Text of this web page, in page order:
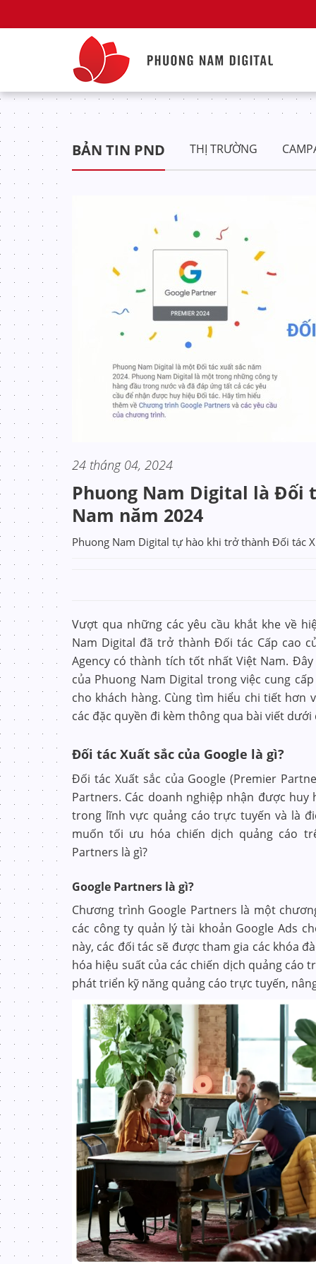
BẢN TIN PND THỊ TRƯỜNG
24 tháng 04, 2024
Phuong Nam Digital là Đối
Nam năm 2024
Phuong Nam Digital tự hào khi trở thành Đối tác
Vượt qua những các yêu cầu khắt khe về
Nam Digital đã trở thành Đối tác Cấp cao
Agency có thành tích tốt nhất Việt Nam.
của Phuong Nam Digital trong việc cung
cho khách hàng. Cùng tìm hiểu chi tiết hơn
các đặc quyền đi kèm thông qua bài viết
Đối tác Xuất sắc của Google là gì?
Đối tác Xuất sắc của Google (Premier
Partners. Các doanh nghiệp nhận được
trong lĩnh vực quảng cáo trực tuyến và là
muốn tối ưu hóa chiến dịch quảng cáo
Partners là gì?
Google Partners là gì?
Chương trình Google Partners là một
các công ty quản lý tài khoản Google Ads
này, các đối tác sẽ được tham gia các khóa
hóa hiệu suất của các chiến dịch quảng cáo
phát triển kỹ năng quảng cáo trực tuyến,